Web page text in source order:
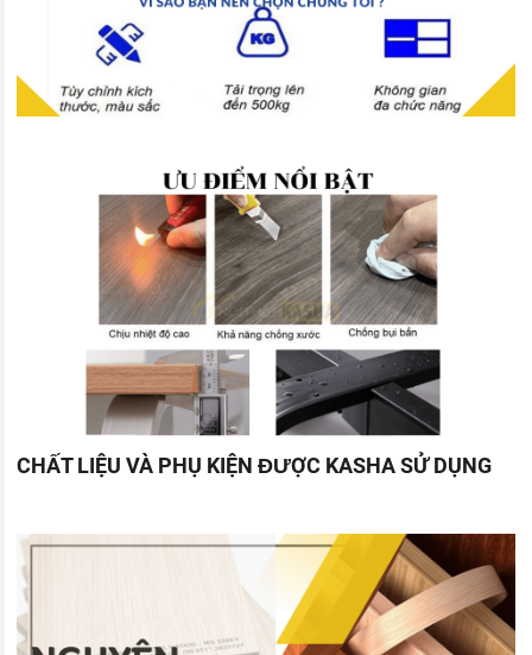
CHẤT LIỆU VÀ PHỤ KIỆN ĐƯỢC KASHA SỬ DỤNG